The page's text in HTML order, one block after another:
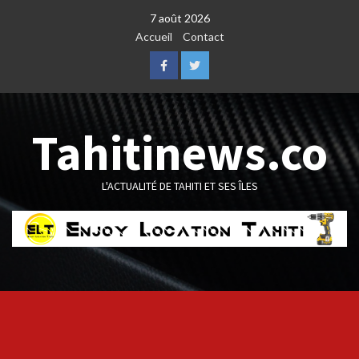
7 août 2026
Accueil
Contact
FacebookTwitter
Tahitinews.co
L'ACTUALITÉ DE TAHITI ET SES ÎLES